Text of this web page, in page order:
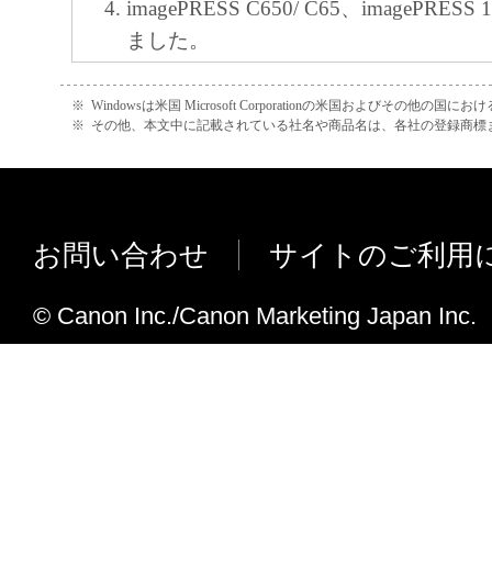
imagePRESS C650/ C65、imagePRESS
ました。
デバイスの機能追加に合わせてユーザ
応しました。
スキャナー選択情報などの設定情報を
た。
メッセージを追加しました。
※ Windowsは米国 Microsoft Corporationの米国およびその他の国にお
※ その他、本文中に記載されている社名や商品名は、各社の登録商標
お問い合わせ サイトのご利用
© Canon Inc./Canon Marketing Japan Inc.